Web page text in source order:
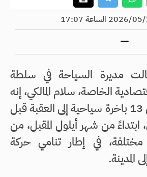
مديرة السياحة في سلطة
الخاصة، سلام المالكي، إنه
من المتوقع وصول 13 باخرة سياحية إلى العقبة قبل
ابتداءً من شهر أيلول المقبل، من
في إطار تنامي حركة
المدينة.